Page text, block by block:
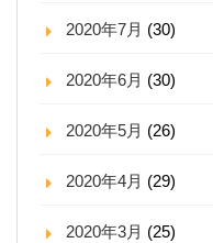
2020年7月 (30)
2020年6月 (30)
2020年5月 (26)
2020年4月 (29)
2020年3月 (25)